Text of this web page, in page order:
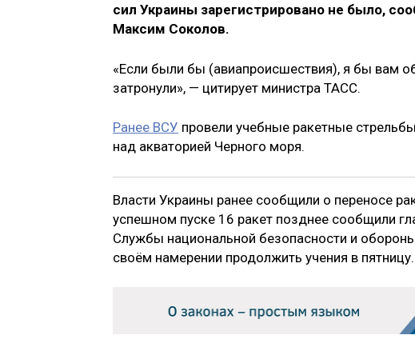
сил Украины зарегистрировано не было,
Максим Соколов.
«Если были бы (авиапроисшествия), я бы вам
затронули», — цитирует министра ТАСС.
Ранее ВСУ провели учебные ракетные
над акваторией Черного моря.
Власти Украины ранее сообщили о переносе
успешном пуске 16 ракет позднее сообщили
Службы национальной безопасности и
своём намерении продолжить учения в пятницу.